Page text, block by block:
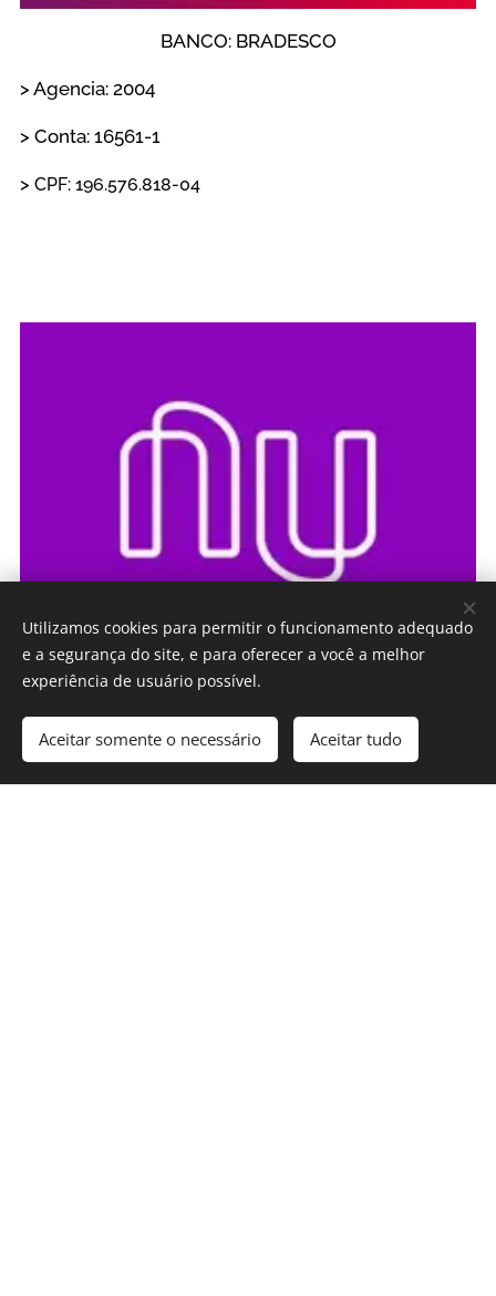
BANCO: BRADESCO
> Agencia: 2004
> Conta: 16561-1
> CPF: 196.576.818-04
> Agencia: 0001
Utilizamos cookies para permitir o funcionamento adequado
e a segurança do site, e para oferecer a você a melhor
experiência de usuário possível.
Aceitar somente o necessário Aceitar tudo